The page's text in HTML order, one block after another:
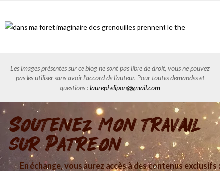
Les images présentes sur ce blog ne sont pas libre de droit, vous ne pouvez
pas les utiliser sans avoir l'accord de l'auteur. Pour toutes demandes et
questions :laurephelipon@gmail.com
Soutenez mon travail
sur Patreon
En échange, vous aurez accès à des contenus exclusifs :